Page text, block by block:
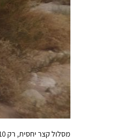
מסלול קצר יחסית, רק 10 קילומטרים, של נהיגת שטח בדרגת קושי בינונית בתוך ערוץ נחל רמון, במכתש רמון